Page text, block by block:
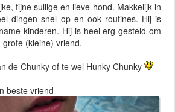
fijne sullige en lieve hond. Makkelijk in
dingen snel op en ook routines. Hij is
kinderen. Hij is heel erg gesteld om
(kleine) vriend.
de Chunky of te wel Hunky Chunky
beste vriend